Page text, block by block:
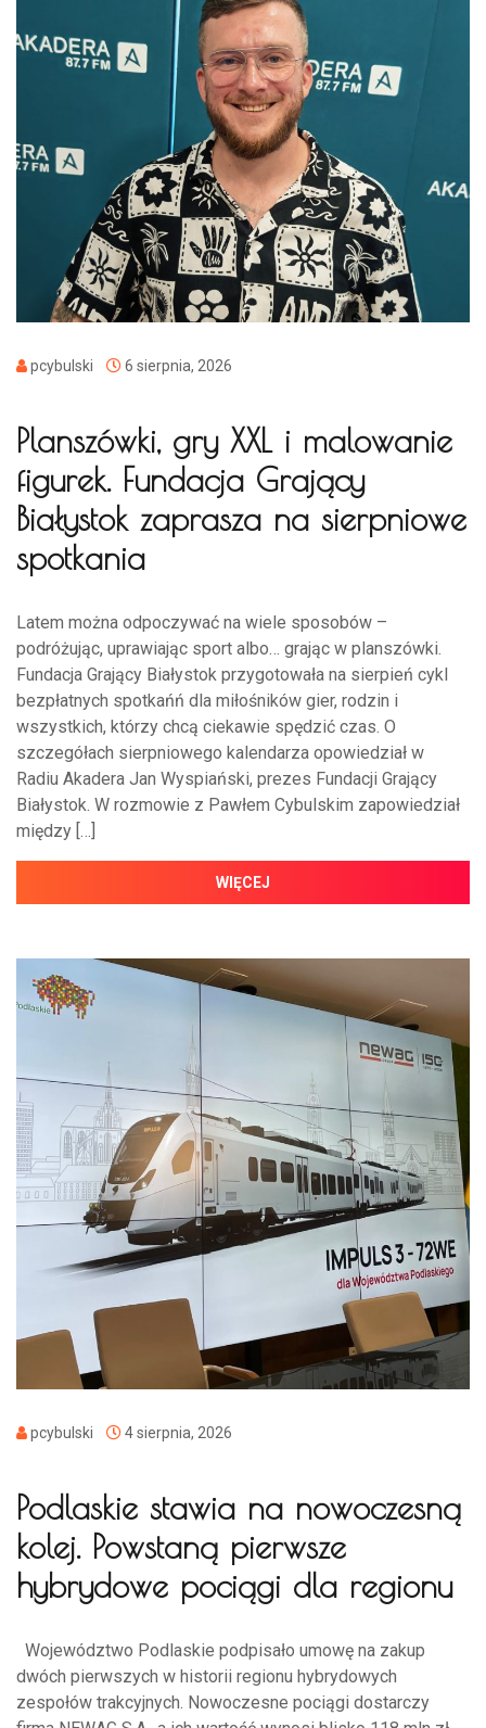
pcybulski 6 sierpnia, 2026
Planszówki, gry XXL i malowanie
figurek. Fundacja Grający
Białystok zaprasza na sierpniowe
spotkania
Latem można odpoczywać na wiele sposobów –
podróżując, uprawiając sport albo… grając w planszówki.
Fundacja Grający Białystok przygotowała na sierpień cykl
bezpłatnych spotkańń dla miłośników gier, rodzin i
wszystkich, którzy chcą ciekawie spędzić czas. O
szczegółach sierpniowego kalendarza opowiedział w
Radiu Akadera Jan Wyspiański, prezes Fundacji Grający
Białystok. W rozmowie z Pawłem Cybulskim zapowiedział
między […]
WIĘCEJ
pcybulski 4 sierpnia, 2026
Podlaskie stawia na nowoczesną
kolej. Powstaną pierwsze
hybrydowe pociągi dla regionu
Województwo Podlaskie podpisało umowę na zakup
dwóch pierwszych w historii regionu hybrydowych
zespołów trakcyjnych. Nowoczesne pociągi dostarczy